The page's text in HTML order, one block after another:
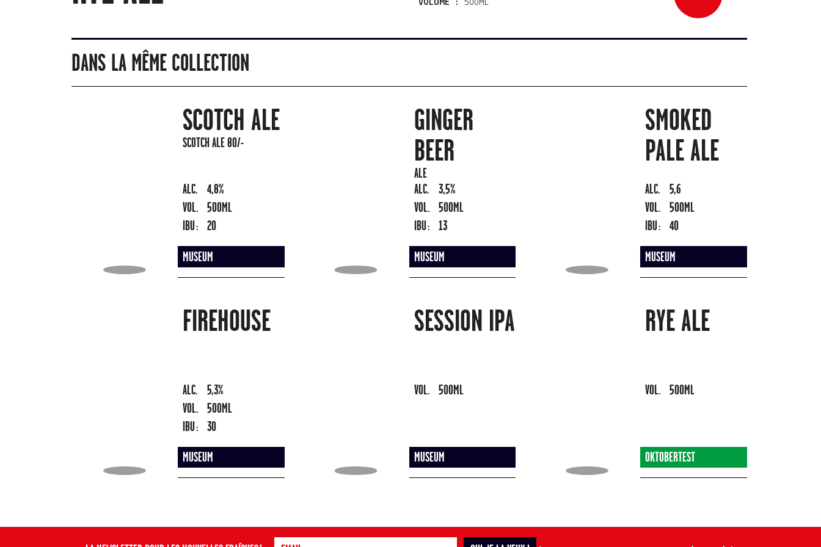
VOLUME : 500ML
DANS LA MÊME COLLECTION
SCOTCH ALE
SCOTCH ALE 80/-
ALC.
4,8%
VOL.
500ML
IBU :
20
MUSEUM
GINGER
BEER
ALE
ALC.
3,5%
VOL.
500ML
IBU :
13
MUSEUM
SMOKED
PALE ALE
ALC.
5,6
VOL.
500ML
IBU :
40
MUSEUM
FIREHOUSE
ALC.
5,3%
VOL.
500ML
IBU :
30
MUSEUM
SESSION IPA
VOL. 500ML
MUSEUM
RYE ALE
VOL. 500ML
OKTOBERTEST